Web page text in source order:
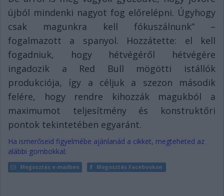
újból mindenki nagyot fog előrelépni. Úgyhogy
csak magunkra kell fókuszálnunk” –
fogalmazott a spanyol. Hozzátette: el kell
fogadniuk, hogy hétvégéről hétvégére
ingadozik a Red Bull mögötti istállók
produkciója, így a céljuk a szezon második
felére, hogy rendre kihozzák magukból a
maximumot teljesítmény és konstruktőri
pontok tekintetében egyaránt.
Ha ismerőseid figyelmébe ajánlanád a cikket, megteheted az
alábbi gombokkal:
Megosztás e-mailben Megosztás Facebookon